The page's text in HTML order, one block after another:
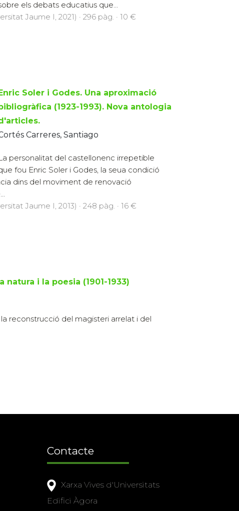
els debats educatius que...
Jaume I, 2021) · 296 pàg. · 10 €
Soler i Godes. Una aproximació
(1923-1993). Nova antologia
Carreres, Santiago
personalitat del castellonenc irrepetible
fou Enric Soler i Godes, la seua condició
dins del moviment de renovació
Jaume I, 2013) · 248 pàg. · 16 €
i la poesia (1901-1933)
reconstrucció del magisteri arrelat i del
Contacte
Xarxa Vives d'Universitats
Edifici Àgora